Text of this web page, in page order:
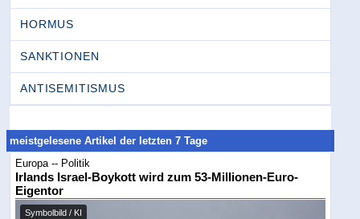
HORMUS
SANKTIONEN
ANTISEMITISMUS
meistgelesene Artikel der letzten 7 Tage
Europa -- Politik
Irlands Israel-Boykott wird zum 53-Millionen-Euro-
Eigentor
Symbolbild / KI